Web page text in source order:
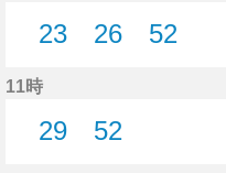
23
26
52
11時
29
52